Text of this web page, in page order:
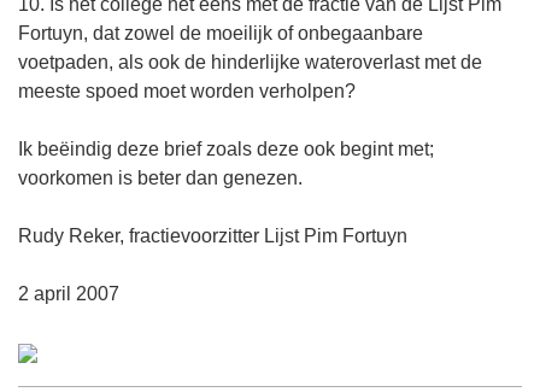
10. Is het college het eens met de fractie van de Lijst Pim
Fortuyn, dat zowel de moeilijk of onbegaanbare
voetpaden, als ook de hinderlijke wateroverlast met de
meeste spoed moet worden verholpen?
Ik beëindig deze brief zoals deze ook begint met;
voorkomen is beter dan genezen.
Rudy Reker, fractievoorzitter Lijst Pim Fortuyn
2 april 2007